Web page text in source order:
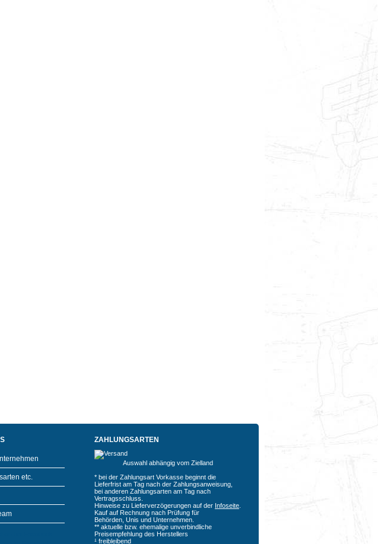
etc.
ZAHLUNGSARTEN
Auswahl abhängig vom Zielland
* bei der Zahlungsart Vorkasse beginnt die
Lieferfrist am Tag nach der Zahlungsanweisung,
bei anderen Zahlungsarten am Tag nach
Vertragsschluss.
Hinweise zu Lieferverzögerungen auf der Infoseite
Kauf auf Rechnung nach Prüfung für
Behörden, Unis und Unternehmen.
** aktuelle bzw. ehemalige unverbindliche
Preisempfehlung des Herstellers
¹ freibleibend